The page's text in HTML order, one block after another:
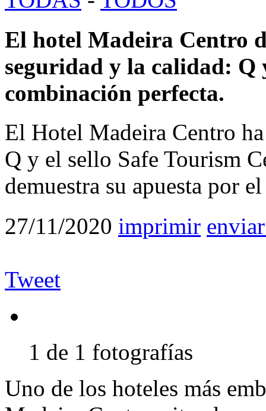
El hotel Madeira Centro
seguridad y la calidad:
combinación perfecta.
El Hotel Madeira Centro
Q y el sello Safe Tourism
demuestra su apuesta por
27/11/2020 imprimir
Tweet
1 de 1 fotografías
Uno de los hoteles más